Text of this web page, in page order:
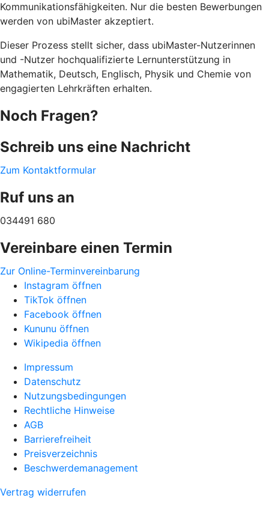
Kommunikationsfähigkeiten. Nur die besten Bewerbungen
werden von ubiMaster akzeptiert.
Dieser Prozess stellt sicher, dass ubiMaster-Nutzerinnen
und -Nutzer hochqualifizierte Lernunterstützung in
Mathematik, Deutsch, Englisch, Physik und Chemie von
engagierten Lehrkräften erhalten.
Noch Fragen?
Schreib uns eine Nachricht
Zum Kontaktformular
Ruf uns an
034491 680
Vereinbare einen Termin
Zur Online-Terminvereinbarung
Instagram öffnen
TikTok öffnen
Facebook öffnen
Kununu öffnen
Wikipedia öffnen
Impressum
Datenschutz
Nutzungsbedingungen
Rechtliche Hinweise
AGB
Barrierefreiheit
Preisverzeichnis
Beschwerdemanagement
Vertrag widerrufen